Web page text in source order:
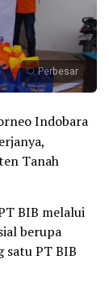
Perbesar
Indobara
Tanah
BIB melalui
berupa
satu PT BIB